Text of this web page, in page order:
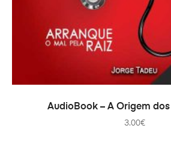
PRIDAŤ DO
AudioBook – A Origem
3.00€